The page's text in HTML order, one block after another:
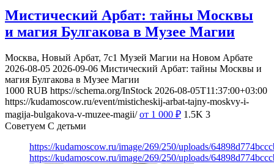
Мистический Арбат: тайны Москвы
и магия Булгакова в Музее Магии
Москва, Новый Арбат, 7с1 Музей Магии на Новом Арбате
2026-08-05 2026-09-06 Мистический Арбат: тайны Москвы и
магия Булгакова в Музее Магии
1000 RUB https://schema.org/InStock 2026-08-05T11:37:00+03:00
https://kudamoscow.ru/event/misticheskij-arbat-tajny-moskvy-i-
magija-bulgakova-v-muzee-magii/ от 1 000 ₽ 1.5K 3
Советуем С детьми
https://kudamoscow.ru/image/269/250/uploads/
https://kudamoscow.ru/image/269/250/uploads/